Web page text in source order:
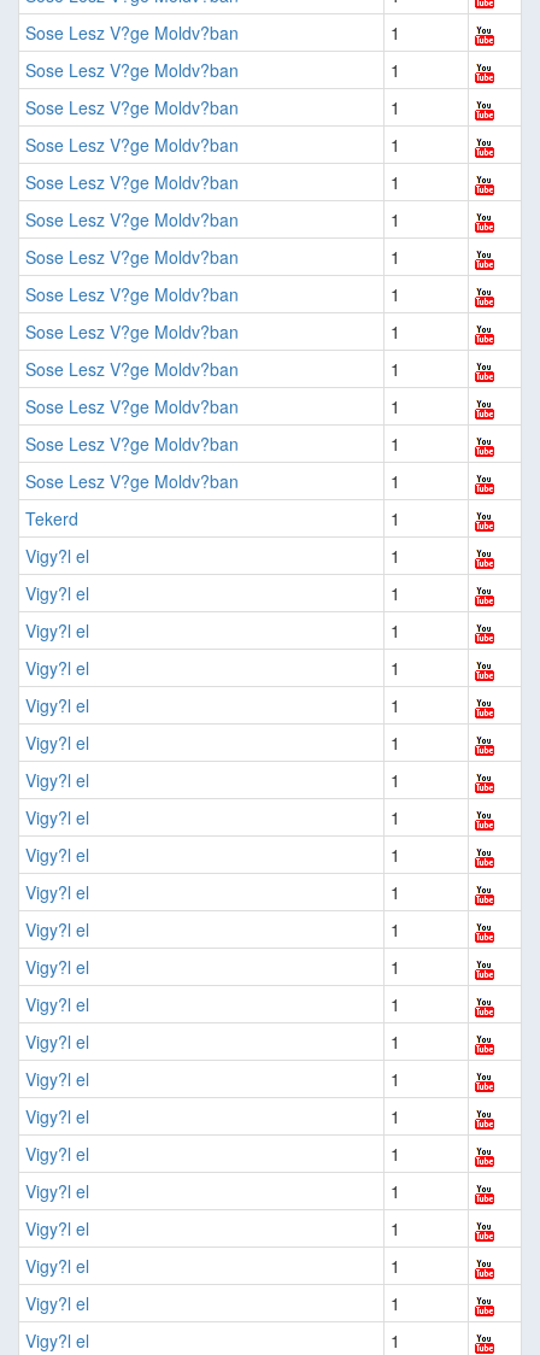
Sose Lesz V?ge Moldv?ban
1
Sose Lesz V?ge Moldv?ban
1
Sose Lesz V?ge Moldv?ban
1
Sose Lesz V?ge Moldv?ban
1
Sose Lesz V?ge Moldv?ban
1
Sose Lesz V?ge Moldv?ban
1
Sose Lesz V?ge Moldv?ban
1
Sose Lesz V?ge Moldv?ban
1
Sose Lesz V?ge Moldv?ban
1
Sose Lesz V?ge Moldv?ban
1
Sose Lesz V?ge Moldv?ban
1
Sose Lesz V?ge Moldv?ban
1
Sose Lesz V?ge Moldv?ban
1
Tekerd
1
Vigy?l el
1
Vigy?l el
1
Vigy?l el
1
Vigy?l el
1
Vigy?l el
1
Vigy?l el
1
Vigy?l el
1
Vigy?l el
1
Vigy?l el
1
Vigy?l el
1
Vigy?l el
1
Vigy?l el
1
Vigy?l el
1
Vigy?l el
1
Vigy?l el
1
Vigy?l el
1
Vigy?l el
1
Vigy?l el
1
Vigy?l el
1
Vigy?l el
1
Vigy?l el
1
Vigy?l el
1